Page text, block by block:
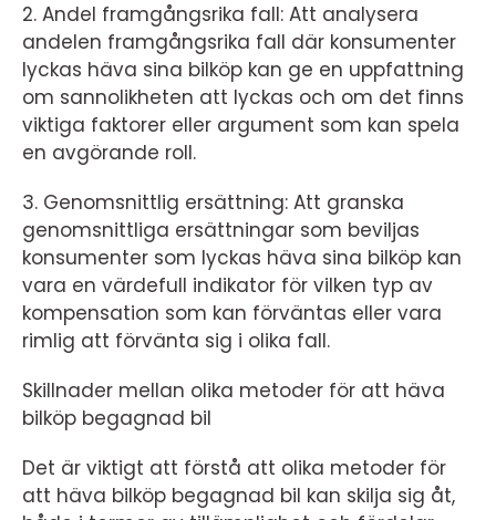
2. Andel framgångsrika fall: Att analysera
andelen framgångsrika fall där konsumenter
lyckas häva sina bilköp kan ge en uppfattning
om sannolikheten att lyckas och om det finns
viktiga faktorer eller argument som kan spela
en avgörande roll.
3. Genomsnittlig ersättning: Att granska
genomsnittliga ersättningar som beviljas
konsumenter som lyckas häva sina bilköp kan
vara en värdefull indikator för vilken typ av
kompensation som kan förväntas eller vara
rimlig att förvänta sig i olika fall.
Skillnader mellan olika metoder för att häva
bilköp begagnad bil
Det är viktigt att förstå att olika metoder för
att häva bilköp begagnad bil kan skilja sig åt,